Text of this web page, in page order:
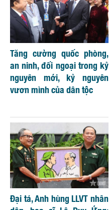
Tăng cường quốc phòng,
an ninh, đối ngoại trong kỷ
nguyên mới, kỷ nguyên
vươn mình của dân tộc
Đại tá, Anh hùng LLVT nhân